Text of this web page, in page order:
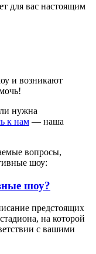
для вас настоящим
и возникают
нужна
к нам — наша
вопросы,
шоу:
шоу?
предстоящих
на которой
с вашими